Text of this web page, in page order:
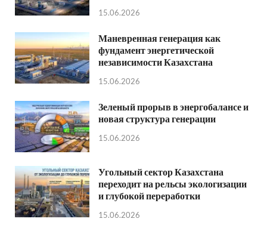
15.06.2026
Маневренная генерация как
фундамент энергетической
независимости Казахстана
15.06.2026
Зеленый прорыв в энергобалансе и
новая структура генерации
15.06.2026
Угольный сектор Казахстана
переходит на рельсы экологизации
и глубокой переработки
15.06.2026